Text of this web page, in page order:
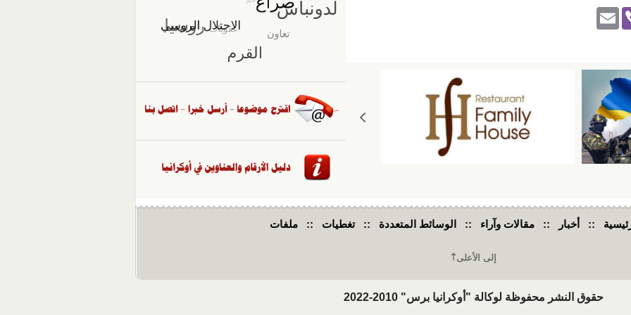
Vi
:: أخبار :: مقالات وآراء :: الوسائط المتعددة :: تغطيات :: ملفات
إلى الأعلى
حقوق النشر محفوظة لوكالة "أوكرانيا برس" 2010-2022